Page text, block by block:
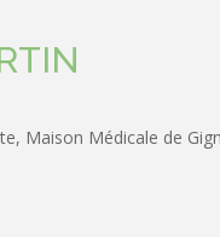
Maison Médicale de